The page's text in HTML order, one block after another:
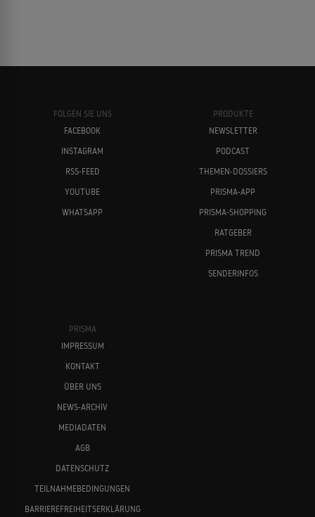
FOLGEN SIE UNS
FACEBOOK
INSTAGRAM
RSS-FEED
YOUTUBE
WHATSAPP
PRODUKTE
NEWSLETTER
PODCAST
THEMEN-DOSSIERS
PRISMA-APP
PRISMA-SHOPPING
RATGEBER
PRISMA TREND
SENDERINFOS
PRISMA
IMPRESSUM
KONTAKT
ÜBER UNS
NEWS-ARCHIV
MEDIADATEN
AGB
DATENSCHUTZ
TEILNAHMEBEDINGUNGEN
BARRIEREFREIHEITSERKLÄRUNG